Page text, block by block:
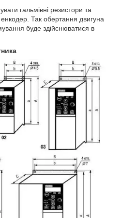
гальмівні резистори та
Так обертання двигуна
буде здійснюватися в